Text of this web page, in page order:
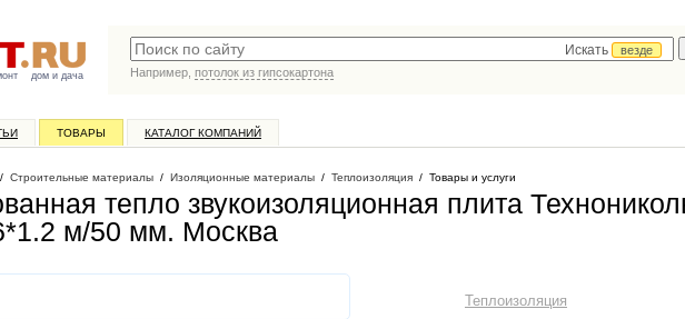
дом и дача
Искать
везде
Например, потолок из гипсокартона
ТОВАРЫ КАТАЛОГ КОМПАНИЙ
/ Строительные материалы / Изоляционные материалы / Теплоизоляция / Товары и услуги
тепло звукоизоляционная плита
м/50 мм. Москва
Теплоизоляция